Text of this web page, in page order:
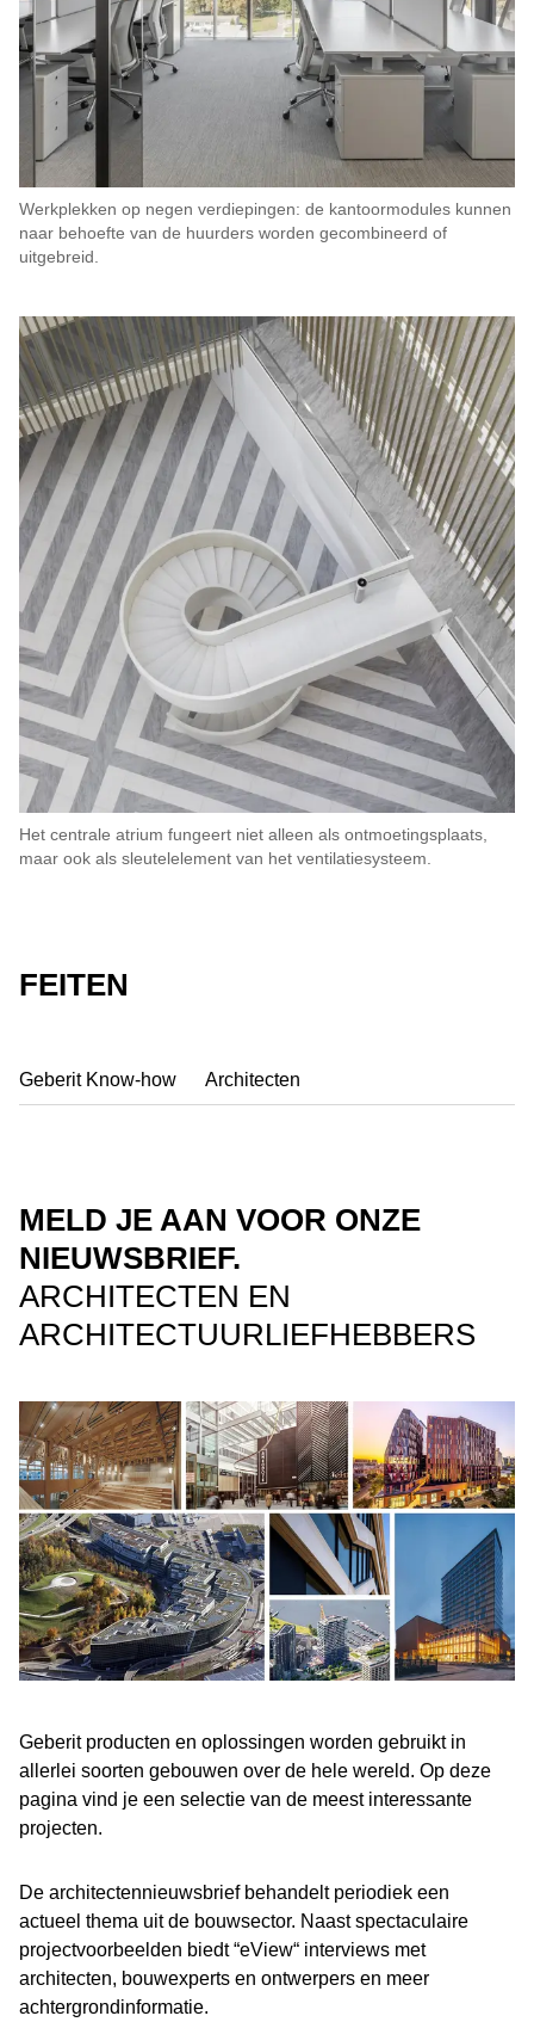
Werkplekken op negen verdiepingen: de kantoormodules kunnen
naar behoefte van de huurders worden gecombineerd of
uitgebreid.
Het centrale atrium fungeert niet alleen als ontmoetingsplaats,
maar ook als sleutelelement van het ventilatiesysteem.
FEITEN
Geberit Know-how Architecten
MELD JE AAN VOOR ONZE
NIEUWSBRIEF.
ARCHITECTEN EN
ARCHITECTUURLIEFHEBBERS
Geberit producten en oplossingen worden gebruikt in
allerlei soorten gebouwen over de hele wereld. Op deze
pagina vind je een selectie van de meest interessante
projecten.
De architectennieuwsbrief behandelt periodiek een
actueel thema uit de bouwsector. Naast spectaculaire
projectvoorbeelden biedt “eView“ interviews met
architecten, bouwexperts en ontwerpers en meer
achtergrondinformatie.